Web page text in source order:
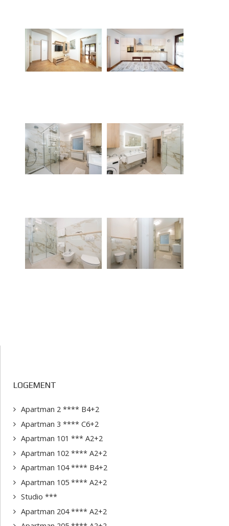
LOGEMENT
Apartman 2 **** B4+2
Apartman 3 **** C6+2
Apartman 101 *** A2+2
Apartman 102 **** A2+2
Apartman 104 **** B4+2
Apartman 105 **** A2+2
Studio ***
Apartman 204 **** A2+2